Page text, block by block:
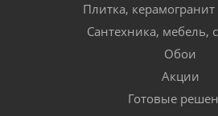
Плитка,
Сантехника, мебель,
Обои
Акции
Готовые